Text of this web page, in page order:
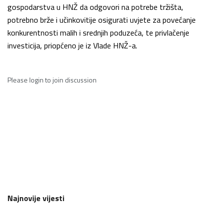
gospodarstva u HNŽ da odgovori na potrebe tržišta,
potrebno brže i učinkovitije osigurati uvjete za povećanje
konkurentnosti malih i srednjih poduzeća, te privlačenje
investicija, priopćeno je iz Vlade HNŽ-a.
Please loginto join discussion
Najnovije vijesti